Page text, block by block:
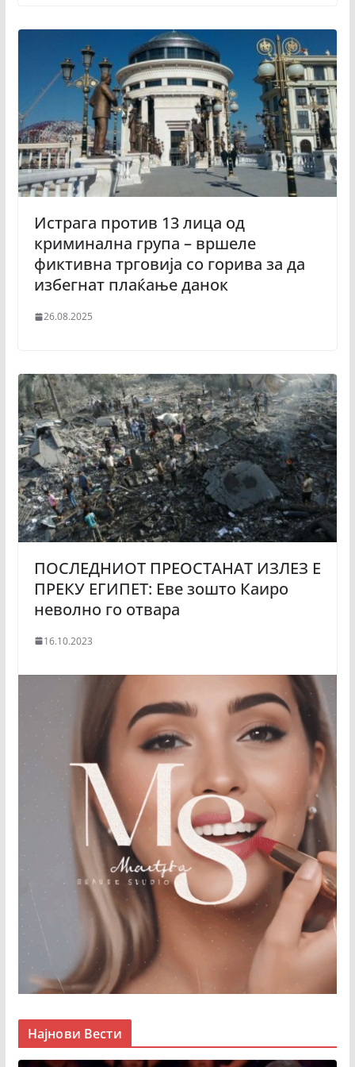
Истрага против 13 лица од
криминална група – вршеле
фиктивна трговија со горива за да
избегнат плаќање данок
26.08.2025
ПОСЛЕДНИОТ ПРЕОСТАНАТ ИЗЛЕЗ Е
ПРЕКУ ЕГИПЕТ: Еве зошто Каиро
неволно го отвара
16.10.2023
Најнови Вести